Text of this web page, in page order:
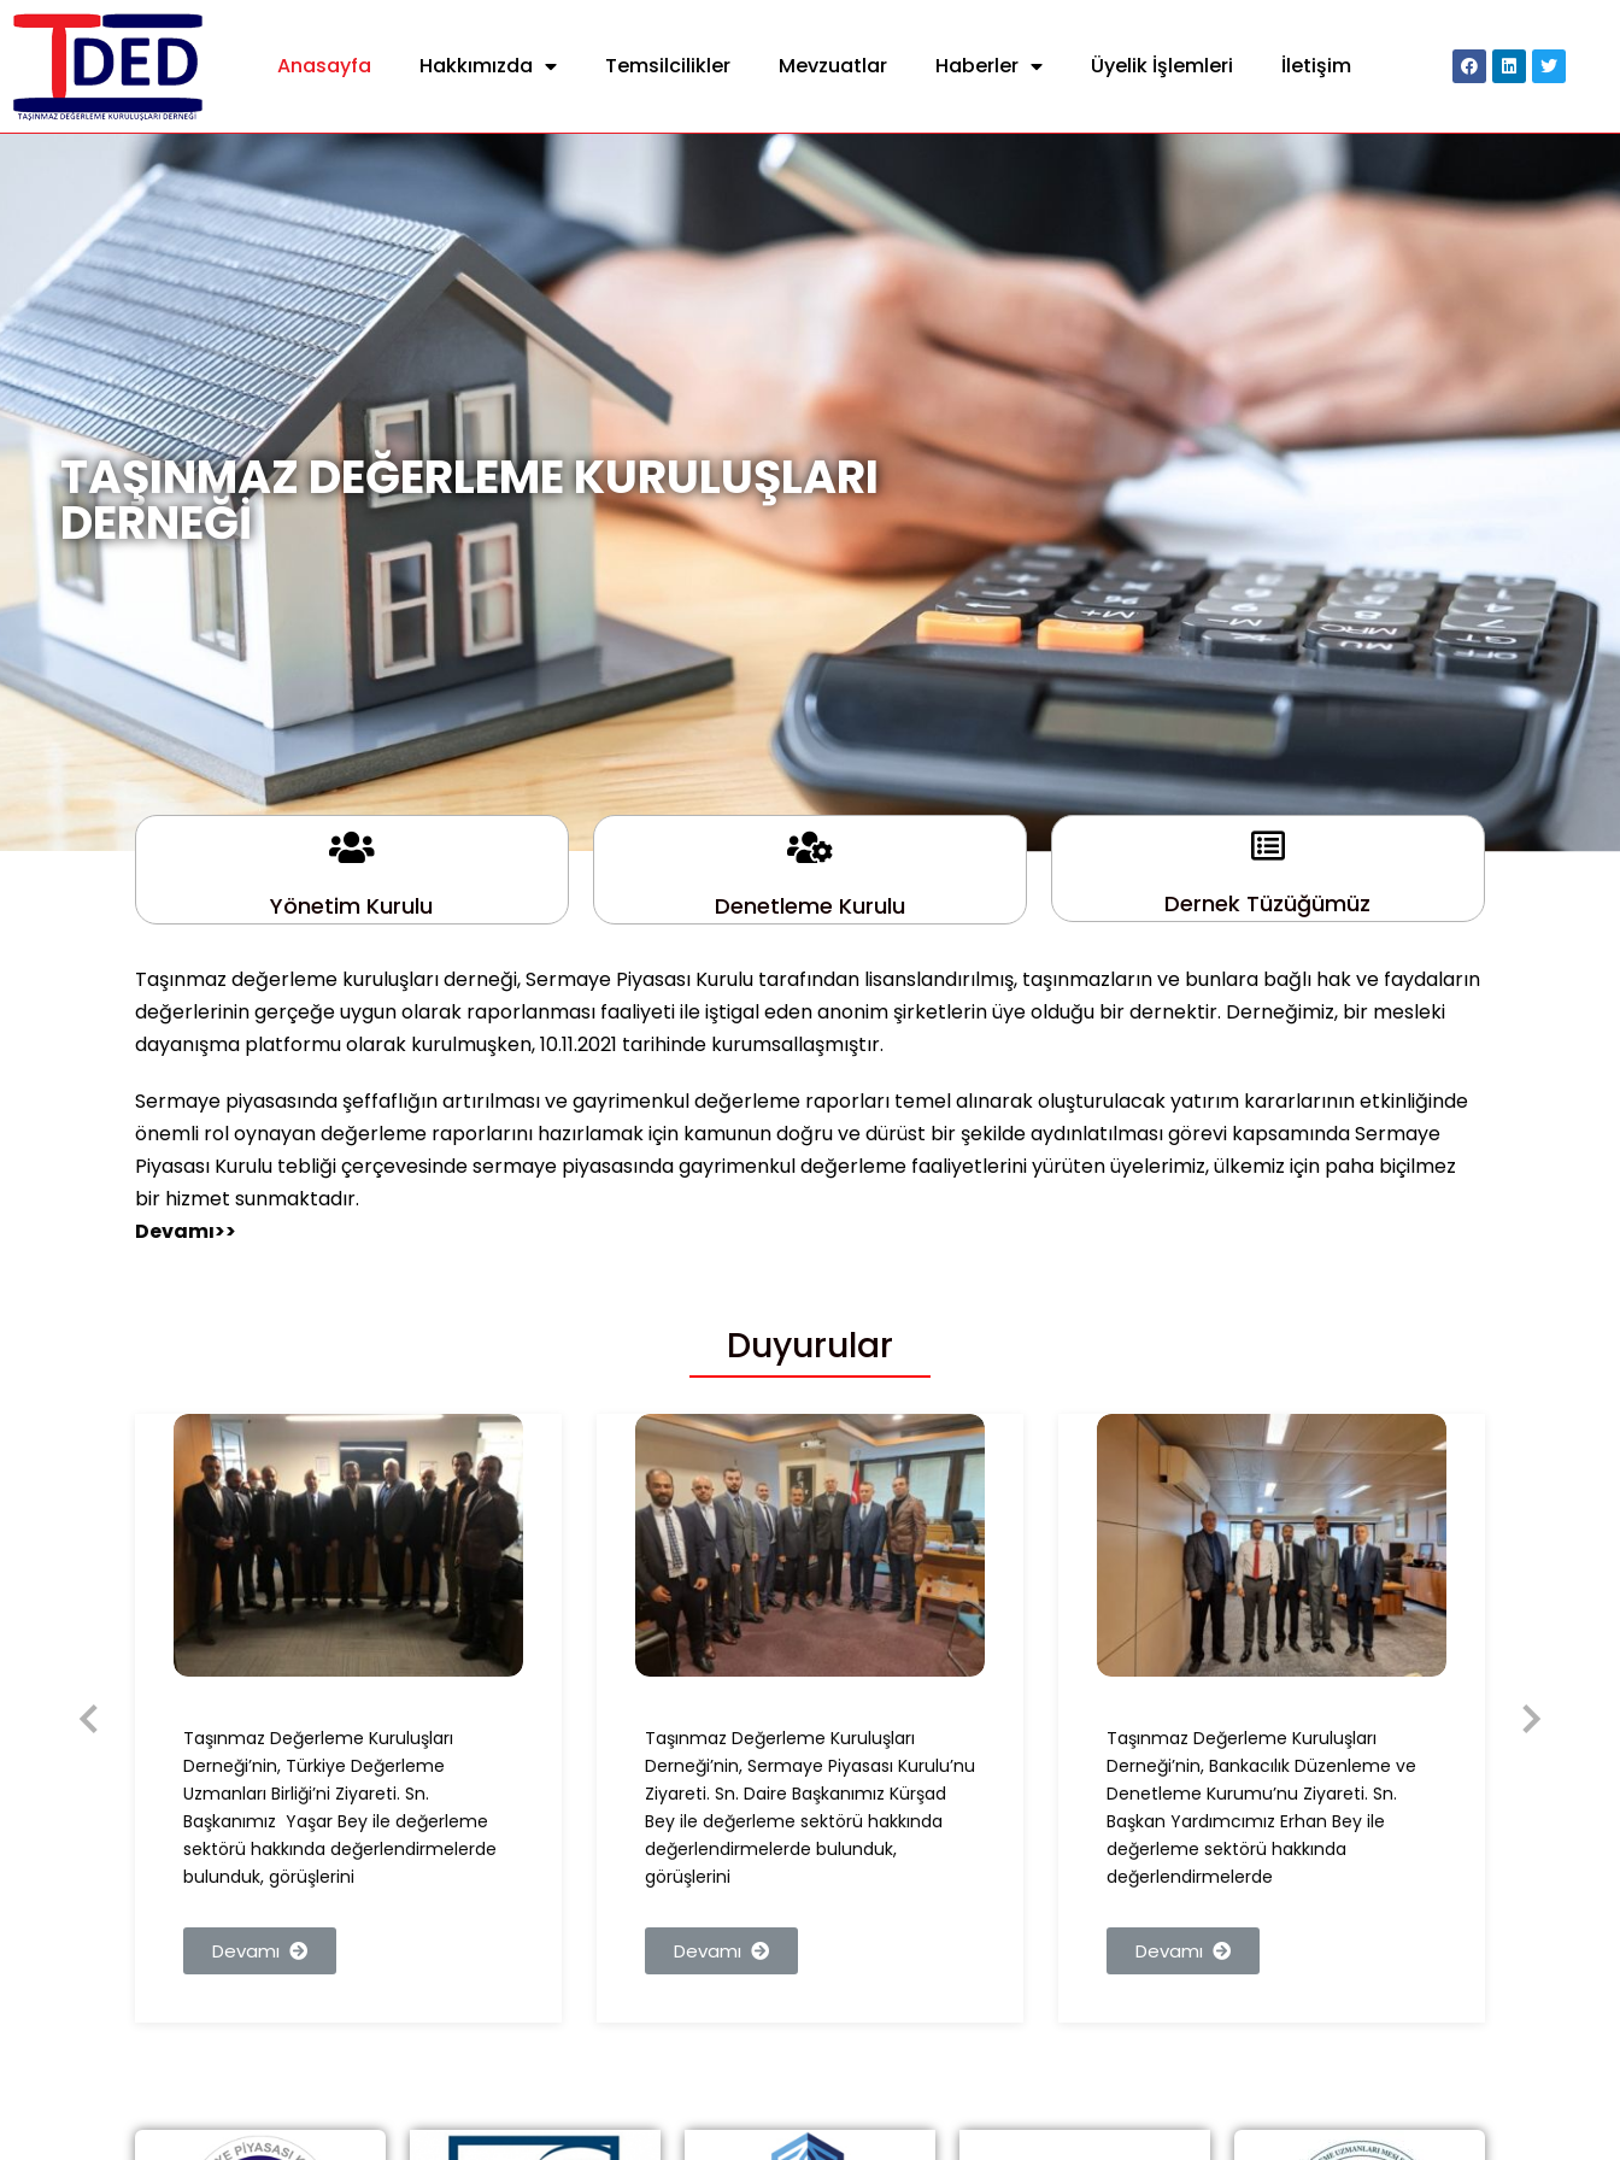
Anasayfa Hakkımızda Temsilcilikler Mevzuatlar Haberler Üyelik İşlemleri İletişim
TAŞINMAZ DEĞERLEME KURULUŞLARI
DERNEĞİ
Yönetim Kurulu Denetleme Kurulu Dernek Tüzüğümüz
Taşınmaz değerleme kuruluşları derneği, Sermaye Piyasası Kurulu tarafından lisanslandırılmış, taşınmazların ve bunlara bağlı hak ve faydaların
değerlerinin gerçeğe uygun olarak raporlanması faaliyeti ile iştigal eden anonim şirketlerin üye olduğu bir dernektir. Derneğimiz, bir mesleki
dayanışma platformu olarak kurulmuşken, 10.11.2021 tarihinde kurumsallaşmıştır.
Sermaye piyasasında şeffaflığın artırılması ve gayrimenkul değerleme raporları temel alınarak oluşturulacak yatırım kararlarının etkinliğinde
önemli rol oynayan değerleme raporlarını hazırlamak için kamunun doğru ve dürüst bir şekilde aydınlatılması görevi kapsamında Sermaye
Piyasası Kurulu tebliği çerçevesinde sermaye piyasasında gayrimenkul değerleme faaliyetlerini yürüten üyelerimiz, ülkemiz için paha biçilmez
bir hizmet sunmaktadır.
Devamı>>
Duyurular
Taşınmaz Değerleme Kuruluşları
Derneği’nin, Türkiye Değerleme
Uzmanları Birliği’ni Ziyareti. Sn.
Başkanımız Yaşar Bey ile değerleme
sektörü hakkında değerlendirmelerde
bulunduk, görüşlerini
Devamı
Taşınmaz Değerleme Kuruluşları
Derneği’nin, Sermaye Piyasası Kurulu’nu
Ziyareti. Sn. Daire Başkanımız Kürşad
Bey ile değerleme sektörü hakkında
değerlendirmelerde bulunduk,
görüşlerini
Devamı
Taşınmaz Değerleme Kuruluşları
Derneği’nin, Bankacılık Düzenleme ve
Denetleme Kurumu’nu Ziyareti. Sn.
Başkan Yardımcımız Erhan Bey ile
değerleme sektörü hakkında
değerlendirmelerde
Devamı